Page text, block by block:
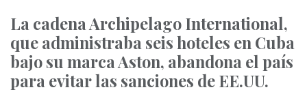
La cadena Archipelago International,
que administraba seis hoteles en Cuba
bajo su marca Aston, abandona el país
para evitar las sanciones de EE.UU.